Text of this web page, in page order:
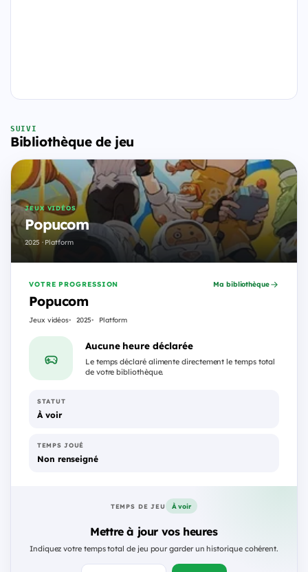
SUIVI
Bibliothèque de jeu
JEUX VIDÉOS
Popucom
2025 · Platform
VOTRE PROGRESSION
Popucom
Jeux vidéos 2025 Platform
Ma bibliothèque
Aucune heure déclarée
Le temps déclaré alimente directement le temps total
de votre bibliothèque.
STATUT
À voir
TEMPS JOUÉ
Non renseigné
TEMPS DE JEU À voir
Mettre à jour vos heures
Indiquez votre temps total de jeu pour garder un historique cohérent.